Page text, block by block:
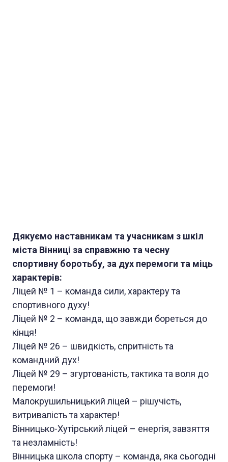
Дякуємо наставникам та учасникам з шкіл
міста Вінниці за справжню та чесну
спортивну боротьбу, за дух перемоги та міць
характерів:
Ліцей № 1 – команда сили, характеру та
спортивного духу!
Ліцей № 2 – команда, що завжди бореться до
кінця!
Ліцей № 26 – швидкість, спритність та
командний дух!
Ліцей № 29 – згуртованість, тактика та воля до
перемоги!
Малокрушильницький ліцей – рішучість,
витривалість та характер!
Вінницько-Хутірський ліцей – енергія, завзяття
та незламність!
Вінницька школа спорту – команда, яка сьогодні